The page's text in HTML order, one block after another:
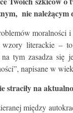
nie
moralności
literackie –
tym zasadza się
napisane w
straciły na
między